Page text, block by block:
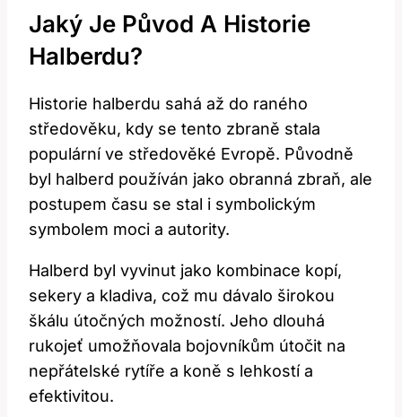
Jaký⁤ Je Původ⁣ A‌ Historie
‍halberdu?
Historie halberdu sahá až do raného
středověku, kdy se tento zbraně stala
populární ve ⁢středověké‍ Evropě. Původně
byl halberd používán jako obranná‍ zbraň,⁤ ale‌
postupem času se stal i ‍symbolickým‌
symbolem moci a autority.
Halberd byl vyvinut​ jako‍ kombinace kopí,
sekery ‍a kladiva, což mu dávalo širokou
škálu útočných možností. Jeho dlouhá
rukojeť umožňovala bojovníkům útočit na
nepřátelské ⁢rytíře a koně ​s lehkostí a
efektivitou.